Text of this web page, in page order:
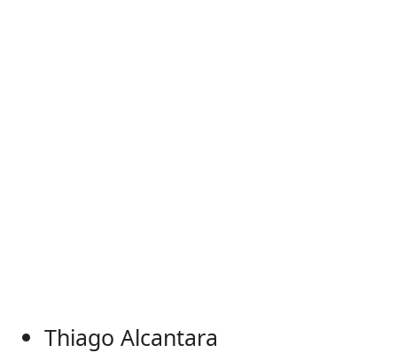
Thiago Alcantara